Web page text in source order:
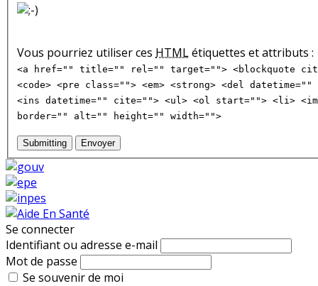
Vous pourriez utiliser ces HTMLétiquettes et attributs :
<a href="" title="" rel="" target=""> <blockquote
<code> <pre class=""> <em> <strong> <del
<ins datetime="" cite=""> <ul> <ol start=""> <li>
border="" alt="" height="" width="">
Submitting Envoyer
Se connecter
Identifiant ou adresse e-mail
Mot de passe
Se souvenir de moi